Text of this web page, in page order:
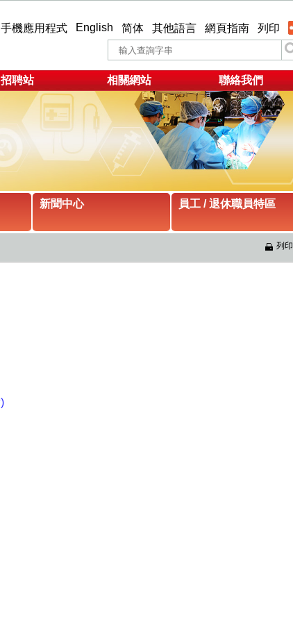
手機應用程式 English 简体 其他語言 網頁指南 列印
招聘站 相關網站 聯絡我們
新聞中心 員工 / 退休職員特區
列印